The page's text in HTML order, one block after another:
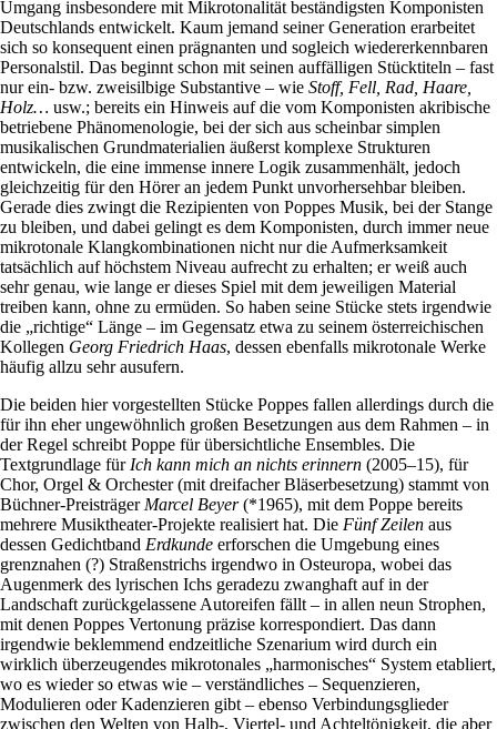
Umgang insbesondere mit Mikrotonalität beständigsten Komponisten
Deutschlands entwickelt. Kaum jemand seiner Generation erarbeitet
sich so konsequent einen prägnanten und sogleich wiedererkennbaren
Personalstil. Das beginnt schon mit seinen auffälligen Stücktiteln – fast
nur ein- bzw. zweisilbige Substantive – wie Stoff, Fell, Rad, Haare,
Holz… usw.; bereits ein Hinweis auf die vom Komponisten akribische
betriebene Phänomenologie, bei der sich aus scheinbar simplen
musikalischen Grundmaterialien äußerst komplexe Strukturen
entwickeln, die eine immense innere Logik zusammenhält, jedoch
gleichzeitig für den Hörer an jedem Punkt unvorhersehbar bleiben.
Gerade dies zwingt die Rezipienten von Poppes Musik, bei der Stange
zu bleiben, und dabei gelingt es dem Komponisten, durch immer neue
mikrotonale Klangkombinationen nicht nur die Aufmerksamkeit
tatsächlich auf höchstem Niveau aufrecht zu erhalten; er weiß auch
sehr genau, wie lange er dieses Spiel mit dem jeweiligen Material
treiben kann, ohne zu ermüden. So haben seine Stücke stets irgendwie
die „richtige“ Länge – im Gegensatz etwa zu seinem österreichischen
Kollegen Georg Friedrich Haas, dessen ebenfalls mikrotonale Werke
häufig allzu sehr ausufern.
Die beiden hier vorgestellten Stücke Poppes fallen allerdings durch die
für ihn eher ungewöhnlich großen Besetzungen aus dem Rahmen – in
der Regel schreibt Poppe für übersichtliche Ensembles. Die
Textgrundlage für Ich kann mich an nichts erinnern (2005–15), für
Chor, Orgel & Orchester (mit dreifacher Bläserbesetzung) stammt von
Büchner-Preisträger Marcel Beyer(*1965), mit dem Poppe bereits
mehrere Musiktheater-Projekte realisiert hat. Die Fünf Zeilen aus
dessen Gedichtband Erdkunde erforschen die Umgebung eines
grenznahen (?) Straßenstrichs irgendwo in Osteuropa, wobei das
Augenmerk des lyrischen Ichs geradezu zwanghaft auf in der
Landschaft zurückgelassene Autoreifen fällt – in allen neun Strophen,
mit denen Poppes Vertonung präzise korrespondiert. Das dann
irgendwie beklemmend endzeitliche Szenarium wird durch ein
wirklich überzeugendes mikrotonales „harmonisches“ System etabliert,
wo es wieder so etwas wie – verständliches – Sequenzieren,
Modulieren oder Kadenzieren gibt – ebenso Verbindungsglieder
zwischen den Welten von Halb-, Viertel- und Achteltönigkeit, die aber